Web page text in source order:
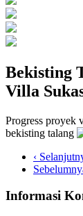
Bekisting
Villa
Progress proyek
bekisting talang
‹
Informasi